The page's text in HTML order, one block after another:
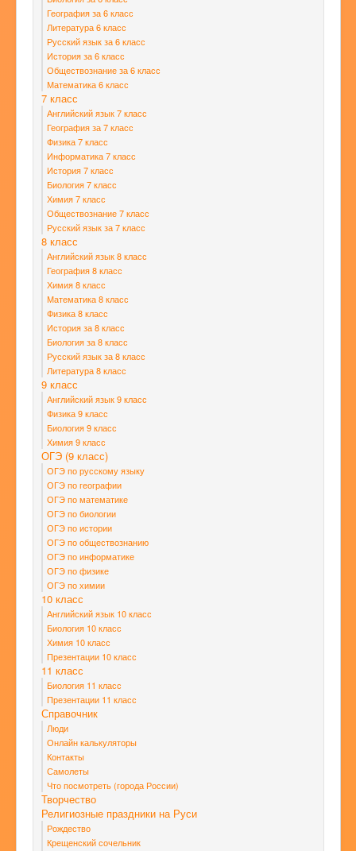
География за 6 класс
Литература 6 класс
Русский язык за 6 класс
История за 6 класс
Обществознание за 6 класс
Математика 6 класс
7 класс
Английский язык 7 класс
География за 7 класс
Физика 7 класс
Информатика 7 класс
История 7 класс
Биология 7 класс
Химия 7 класс
Обществознание 7 класс
Русский язык за 7 класс
8 класс
Английский язык 8 класс
География 8 класс
Химия 8 класс
Математика 8 класс
Физика 8 класс
История за 8 класс
Биология за 8 класс
Русский язык за 8 класс
Литература 8 класс
9 класс
Английский язык 9 класс
Физика 9 класс
Биология 9 класс
Химия 9 класс
ОГЭ (9 класс)
ОГЭ по русскому языку
ОГЭ по географии
ОГЭ по математике
ОГЭ по биологии
ОГЭ по истории
ОГЭ по обществознанию
ОГЭ по информатике
ОГЭ по физике
ОГЭ по химии
10 класс
Английский язык 10 класс
Биология 10 класс
Химия 10 класс
Презентации 10 класс
11 класс
Биология 11 класс
Презентации 11 класс
Справочник
Люди
Онлайн калькуляторы
Контакты
Самолеты
Что посмотреть (города России)
Творчество
Религиозные праздники на Руси
Рождество
Крещенский сочельник